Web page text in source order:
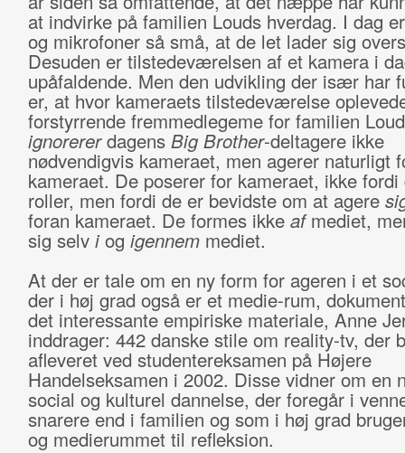
at indvirke på familien Louds hverdag. I dag
og mikrofoner så små, at de let lader sig
Desuden er tilstedeværelsen af et kamera i
upåfaldende. Men den udvikling der især har
er, at hvor kameraets tilstedeværelse
forstyrrende fremmedlegeme for familien
ignorererdagens Big Brother-deltagere ikke
nødvendigvis kameraet, men agerer naturligt
kameraet. De poserer for kameraet, ikke
roller, men fordi de er bevidste om at agere
foran kameraet. De formes ikke afmediet,
sig selv iog igennemmediet.
At der er tale om en ny form for ageren i et
der i høj grad også er et medie-rum,
det interessante empiriske materiale, Anne
inddrager: 442 danske stile om reality-tv, der
afleveret ved studentereksamen på Højere
Handelseksamen i 2002. Disse vidner om en
social og kulturel dannelse, der foregår i
snarere end i familien og som i høj grad
og medierummet til refleksion.